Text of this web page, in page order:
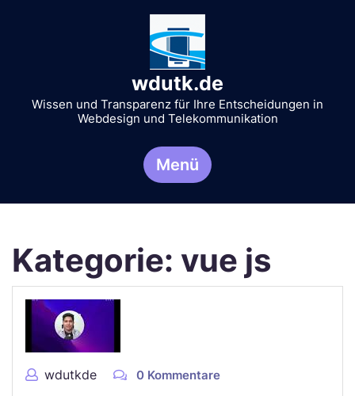
wdutk.de
Wissen und Transparenz für Ihre Entscheidungen in
Webdesign und Telekommunikation
Menü
Kategorie: vue js
wdutkde 0 Kommentare